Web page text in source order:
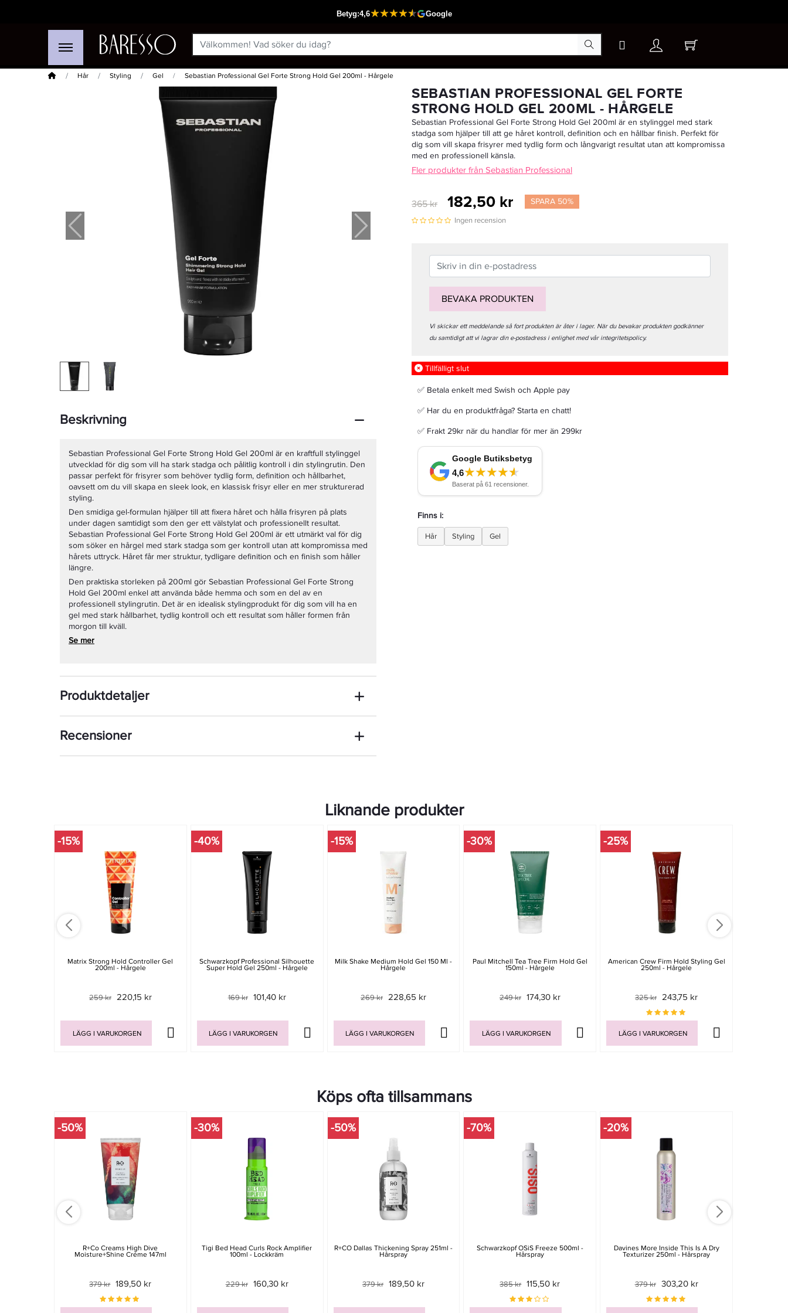
Hem Hår Styling Gel Sebastian Professional Gel Forte Strong Hold Gel 200ml - Hårgele
Passar din varukorg
64,50 kr
Beskrivning
Sebastian Professional Gel Forte Strong Hold Gel 200ml är en kraftfull stylinggel
utvecklad för dig som vill ha stark stadga och pålitlig kontroll i din stylingrutin. Den
passar perfekt för frisyrer som behöver tydlig form, definition och hållbarhet,
oavsett om du vill skapa en sleek look, en klassisk frisyr eller en mer strukturerad
styling.
Den smidiga gel-formulan hjälper till att fixera håret och hålla frisyren på plats
under dagen samtidigt som den ger ett välstylat och professionellt resultat.
Sebastian Professional Gel Forte Strong Hold Gel 200ml är ett utmärkt val för dig
som söker en hårgel med stark stadga som ger kontroll utan att kompromissa med
hårets uttryck. Håret får mer struktur, tydligare definition och en finish som håller
längre.
Den praktiska storleken på 200ml gör Sebastian Professional Gel Forte Strong
Hold Gel 200ml enkel att använda både hemma och som en del av en
professionell stylingrutin. Det är en idealisk stylingprodukt för dig som vill ha en
gel med stark hållbarhet, tydlig kontroll och ett resultat som håller formen från
morgon till kväll.
Se mer
Produktdetaljer
Recensioner
SEBASTIAN PROFESSIONAL GEL FORTE
STRONG HOLD GEL 200ML - HÅRGELE
Sebastian Professional Gel Forte Strong Hold Gel 200ml är en stylinggel med stark
stadga som hjälper till att ge håret kontroll, definition och en hållbar finish. Perfekt för
dig som vill skapa frisyrer med tydlig form och långvarigt resultat utan att kompromissa
med en professionell känsla.
Fler produkter från Sebastian Professional
365 kr 182,50 kr SPARA 50%
Ingen recension
BEVAKA PRODUKTEN
Vi skickar ett meddelande så fort produkten är åter i lager. När du bevakar produkten godkänner
du samtidigt att vi lagrar din e-postadress i enlighet med vår integritetspolicy.
Tillfälligt slut
✅ Betala enkelt med Swish och Apple pay
✅ Har du en produktfråga? Starta en chatt!
✅ Frakt 29kr när du handlar för mer än 299kr
Finns i:
Hår Styling Gel
Liknande produkter
-15%
Matrix Strong Hold Controller Gel
200ml - Hårgele
259 kr 220,15 kr
LÄGG I VARUKORGEN
-40%
Schwarzkopf Professional Silhouette
Super Hold Gel 250ml - Hårgele
169 kr 101,40 kr
LÄGG I VARUKORGEN
-15%
Milk Shake Medium Hold Gel 150 Ml -
Hårgele
269 kr 228,65 kr
LÄGG I VARUKORGEN
-30%
Paul Mitchell Tea Tree Firm Hold Gel
150ml - Hårgele
249 kr 174,30 kr
LÄGG I VARUKORGEN
-25%
American Crew Firm Hold Styling Gel
250ml - Hårgele
325 kr 243,75 kr
LÄGG I VARUKORGEN
Köps ofta tillsammans
-50%
R+Co Creams High Dive
Moisture+Shine Créme 147ml
379 kr 189,50 kr
-30%
Tigi Bed Head Curls Rock Amplifier
100ml - Lockkräm
229 kr 160,30 kr
-50%
R+CO Dallas Thickening Spray 251ml -
Hårspray
379 kr 189,50 kr
-70%
Schwarzkopf OSiS Freeze 500ml -
Hårspray
385 kr 115,50 kr
-20%
Davines More Inside This Is A Dry
Texturizer 250ml - Hårspray
379 kr 303,20 kr